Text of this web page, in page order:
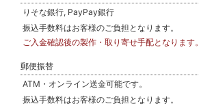
りそな銀行, PayPay銀行
振込手数料はお客様のご負担となります。
ご入金確認後の製作・取り寄せ手配となります。
郵便振替
ATM・オンライン送金可能です。
振込手数料はお客様のご負担となります。